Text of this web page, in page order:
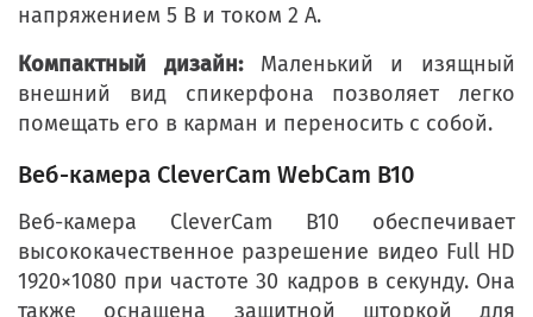
напряжением 5 В и током 2 А.
Компактный дизайн:Маленький и изящный
внешний вид спикерфона позволяет легко
помещать его в карман и переносить с собой.
Веб-камера CleverCam WebCam B10
Веб-камера CleverCam B10 обеспечивает
высококачественное разрешение видео Full HD
1920×1080 при частоте 30 кадров в секунду. Она
также оснащена защитной шторкой для